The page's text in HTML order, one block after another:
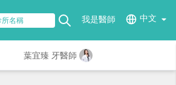
我是醫師 中文
葉宜臻 牙醫師